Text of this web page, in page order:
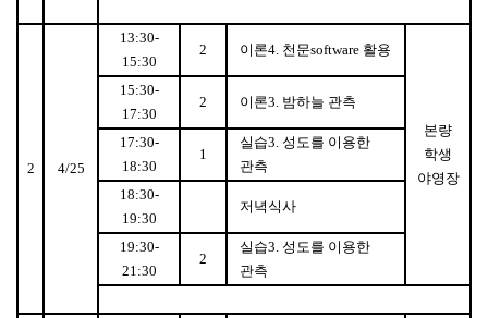
2 4/25
13:30-
15:30
2 이론4. 천문software 활용
본량
학생
야영장
15:30-
17:30
2 이론3. 밤하늘 관측
17:30-
18:30
1
실습3. 성도를 이용한
관측
18:30-
19:30
저녁식사
19:30-
21:30
2
실습3. 성도를 이용한
관측